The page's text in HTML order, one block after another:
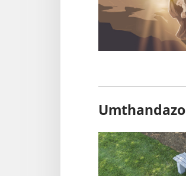
Umthandazo